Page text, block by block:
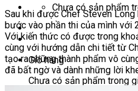
Chưa có sản phẩm
Giỏ hàng
Chưa có sản phẩm trong
Sau khi được Chef Steven
bước vào phần thi của mình với
Với kiến thức có được trong
cùng với hướng dẫn chi tiết từ
tạo ra những thành phẩm vô
đã bất ngờ và dành những lời